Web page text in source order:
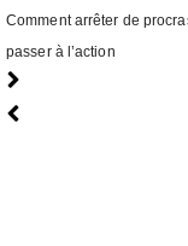
Comment arrêter de
passer à l’action